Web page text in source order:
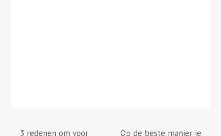
3 redenen om voor Op de beste manier je